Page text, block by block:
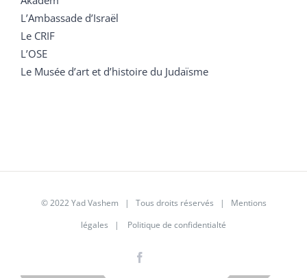
L’Ambassade d’Israël
Le CRIF
L’OSE
Le Musée d’art et d’histoire du Judaïsme
© 2022 Yad Vashem | Tous droits réservés | Mentions
légales | Politique de confidentialté